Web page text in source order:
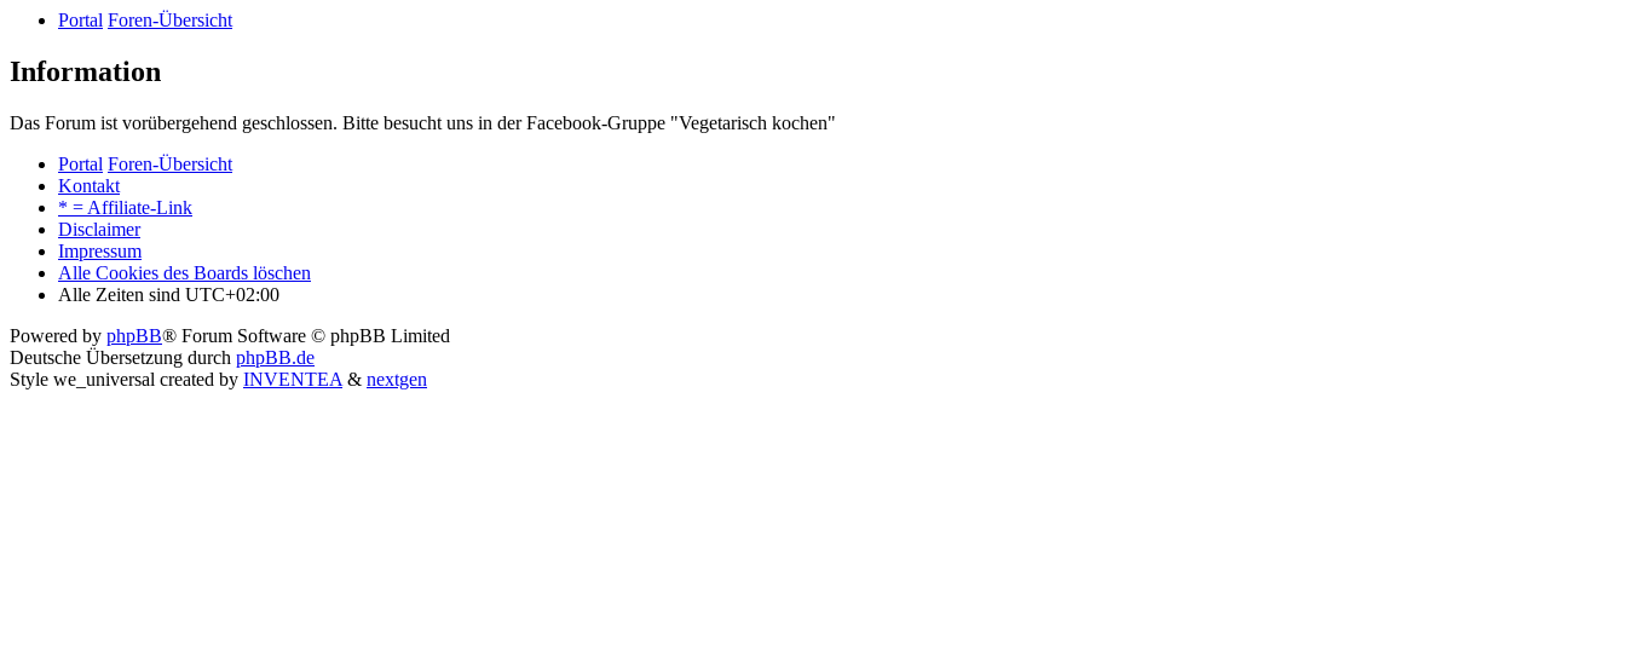
Portal Foren-Übersicht
Information
Das Forum ist vorübergehend geschlossen. Bitte besucht uns in der Facebook-Gruppe "Vegetarisch kochen"
Portal Foren-Übersicht
Kontakt
* = Affiliate-Link
Disclaimer
Impressum
Alle Cookies des Boards löschen
Alle Zeiten sind UTC+02:00
Powered by phpBB® Forum Software © phpBB Limited
Deutsche Übersetzung durch phpBB.de
Style we_universal created by INVENTEA & nextgen